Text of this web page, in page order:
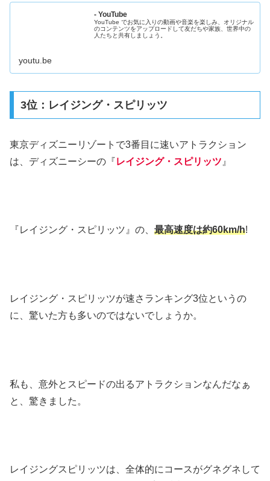
- YouTube
YouTube でお気に入りの動画や音楽を楽しみ、オリジナル
のコンテンツをアップロードして友だちや家族、世界中の
人たちと共有しましょう。
youtu.be
3位：レイジング・スピリッツ
東京ディズニーリゾートで3番目に速いアトラクション
は、ディズニーシーの『レイジング・スピリッツ 』
『レイジング・スピリッツ』の、 最高速度は約60km/h!
レイジング・スピリッツが速さランキング3位というの
に、驚いた方も多いのではないでしょうか。
私も、意外とスピードの出るアトラクションなんだなぁ
と、驚きました。
レイジングスピリッツは、全体的にコースがグネグネして